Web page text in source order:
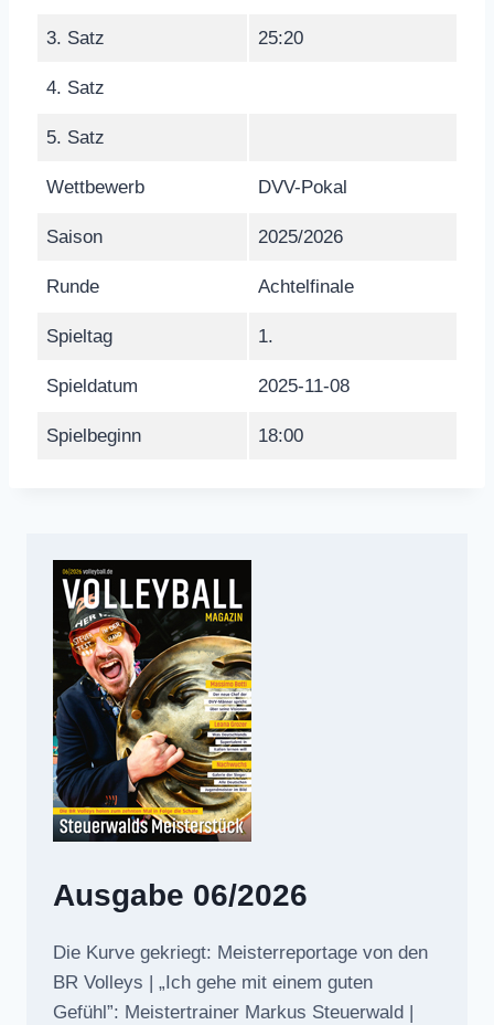
3. Satz 25:20
4. Satz
5. Satz
Wettbewerb DVV-Pokal
Saison 2025/2026
Runde Achtelfinale
Spieltag 1.
Spieldatum 2025-11-08
Spielbeginn 18:00
Ausgabe 06/2026
Die Kurve gekriegt: Meisterreportage von den
BR Volleys | „Ich gehe mit einem guten
Gefühl”: Meistertrainer Markus Steuerwald |